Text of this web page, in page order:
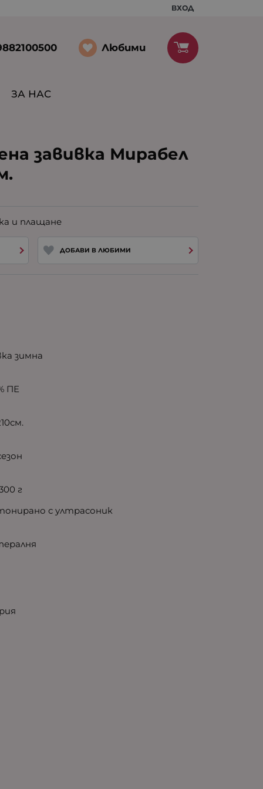
ВХОД
Любими
ЗА НАС
завивка Мирабел
и плащане
ДОБАВИ В ЛЮБИМИ
зимна
ПЕ
г
с ултрасоник